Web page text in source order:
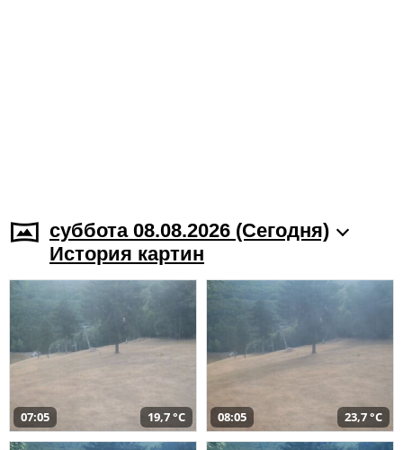
суббота 08.08.2026 (Cегодня)
История картин
07:05 19,7 °C 08:05 23,7 °C